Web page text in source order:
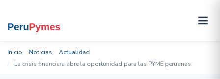
Inicio Noticias
Actualidad
La crisis financiera abre la oportunidad para las PYME peruanas